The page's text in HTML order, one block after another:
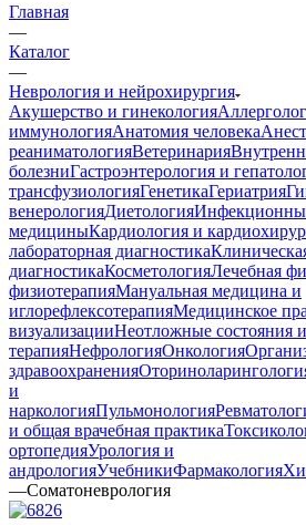
Главная
—
Каталог
—
Неврология и нейрохирургия
Акушерство и гинекология
иммунологияАнатомия человека
реаниматологияВетеринария
болезниГастроэнтерология и
трансфузиологияГенетикаГериатрия
венерологияДиетология
медициныКардиология и
лабораторная диагностика
диагностикаКосметологияЛечебная
физиотерапияМануальная медицина и
иглорефлексотерапияМедицинское
визуализацииНеотложные состояния
терапияНефрологияОнкология
здравоохранения
и
наркологияПульмонология
и общая врачебная практика
ортопедияУрология и
андрологияУчебникиФармакология
—Соматоневрология